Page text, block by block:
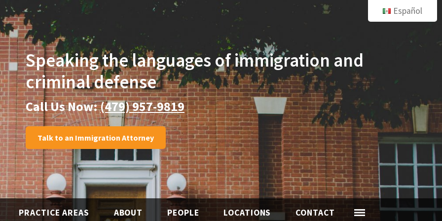
Speaking the languages of immigration and
criminal defense
Call Us Now:(479) 957-9819
Talk to an Immigration Attorney
Español
PRACTICE AREAS ABOUT PEOPLE LOCATIONS CONTACT